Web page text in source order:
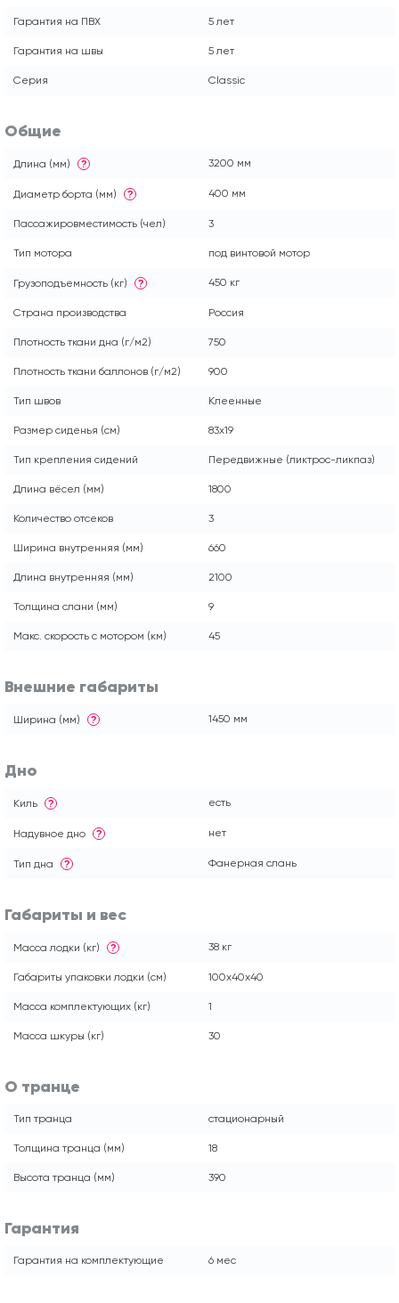
Гарантия на ПВХ 5 лет
Гарантия на швы 5 лет
Серия Classic
Общие
Длина (мм) ? 3200 мм
Диаметр борта (мм) ? 400 мм
Пассажировместимость (чел) 3
Тип мотора под винтовой мотор
Грузоподъемность (кг) ? 450 кг
Страна производства Россия
Плотность ткани дна (г/м2) 750
Плотность ткани баллонов (г/м2) 900
Тип швов Клеенные
Размер сиденья (см) 83х19
Тип крепления сидений Передвижные (ликтрос-ликпаз)
Длина вёсел (мм) 1800
Количество отсеков 3
Ширина внутренняя (мм) 660
Длина внутренняя (мм) 2100
Толщина слани (мм) 9
Макс. скорость с мотором (км) 45
Внешние габариты
Ширина (мм) ? 1450 мм
Дно
Киль ? есть
Надувное дно ? нет
Тип дна ? Фанерная слань
Габариты и вес
Масса лодки (кг) ? 38 кг
Габариты упаковки лодки (см) 100x40x40
Масса комплектующих (кг) 1
Масса шкуры (кг) 30
О транце
Тип транца стационарный
Толщина транца (мм) 18
Высота транца (мм) 390
Гарантия
Гарантия на комплектующие 6 мес